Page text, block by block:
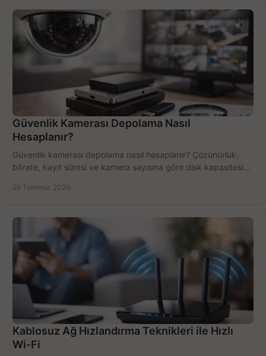
Güvenlik Kamerası Depolama Nasıl
Hesaplanır?
Güvenlik kamerası depolama nasıl hesaplanır? Çözünürlük,
bitrate, kayıt süresi ve kamera sayısına göre disk kapasitesini
26 Temmuz 2026
Kablosuz Ağ Hızlandırma Teknikleri ile Hızlı
Wi-Fi